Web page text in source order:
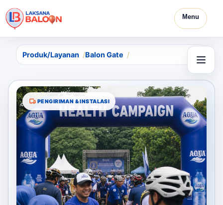
Menu
Produk/Layanan Balon Gate
PENGIRIMAN & INSTALASI